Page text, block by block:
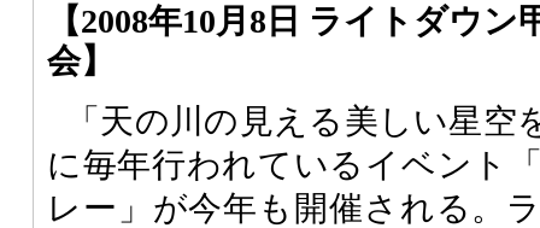
【2008年10月8日 ライトダウ
会】
「天の川の見える美しい星空
に毎年行われているイベント
レー」が今年も開催される。